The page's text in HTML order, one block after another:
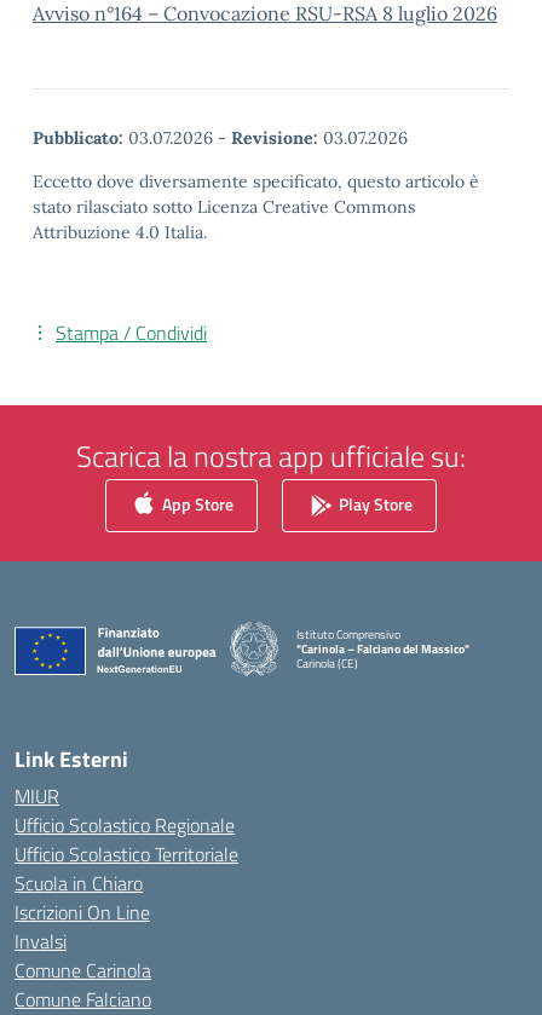
Avviso n°164 – Convocazione RSU-RSA 8 luglio 2026
Pubblicato: 03.07.2026 - Revisione: 03.07.2026
Eccetto dove diversamente specificato, questo articolo è
stato rilasciato sotto Licenza Creative Commons
Attribuzione 4.0 Italia.
Stampa / Condividi
Scarica la nostra app ufficiale su:
App Store Play Store
Istituto Comprensivo
"Carinola – Falciano del Massico"
Carinola (CE)
Link Esterni
MIUR
Ufficio Scolastico Regionale
Ufficio Scolastico Territoriale
Scuola in Chiaro
Iscrizioni On Line
Invalsi
Comune Carinola
Comune Falciano